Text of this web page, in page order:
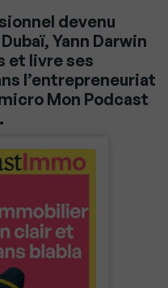
devenu
Yann Darwin
et livre ses
l’entrepreneuriat
Mon Podcast